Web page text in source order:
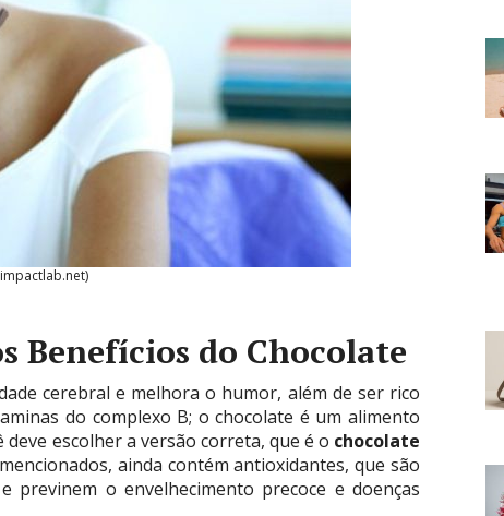
Benefícios do Chocolate
cerebral e melhora o humor, além de ser rico
do complexo B; o chocolate é um alimento
escolher a versão correta, que é o chocolate
ainda contém antioxidantes, que são
previnem o envelhecimento precoce e doenças